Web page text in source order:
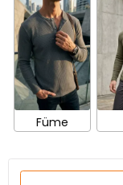
Füme